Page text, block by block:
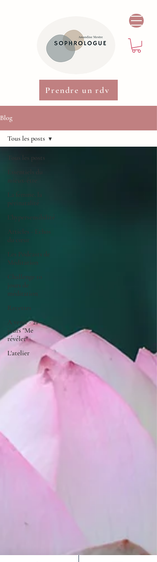
Prendre un rdv
Blog
Tous les posts
Essentiels du
mieux-être
La femme, la
périnatalité
L'hypersensibilité
Articles - Echos
du cœur
Les Podcasts de
Méditation
Challenge 10
jours de
méditation
Recettes
A venir - 21
jours "Me
révéler"
L'atelier
Tous les posts